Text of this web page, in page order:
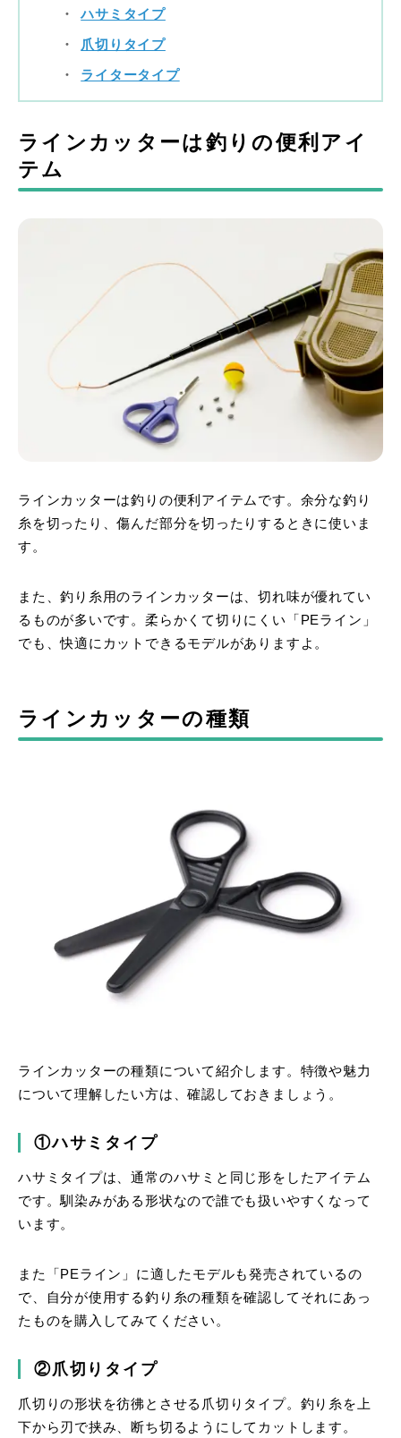
ハサミタイプ
爪切りタイプ
ライタータイプ
ラインカッターは釣りの便利アイ
テム
ラインカッターは釣りの便利アイテムです。余分な釣り
糸を切ったり、傷んだ部分を切ったりするときに使いま
す。
また、釣り糸用のラインカッターは、切れ味が優れてい
るものが多いです。柔らかくて切りにくい「PEライン」
でも、快適にカットできるモデルがありますよ。
ラインカッターの種類
ラインカッターの種類について紹介します。特徴や魅力
について理解したい方は、確認しておきましょう。
①ハサミタイプ
ハサミタイプは、通常のハサミと同じ形をしたアイテム
です。馴染みがある形状なので誰でも扱いやすくなって
います。
また「PEライン」に適したモデルも発売されているの
で、自分が使用する釣り糸の種類を確認してそれにあっ
たものを購入してみてください。
②爪切りタイプ
爪切りの形状を彷彿とさせる爪切りタイプ。釣り糸を上
下から刃で挟み、断ち切るようにしてカットします。